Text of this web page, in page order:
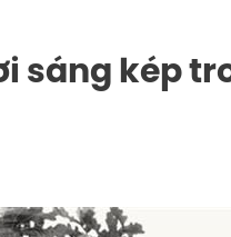
sáng kép